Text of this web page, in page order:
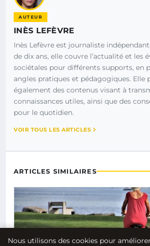
AUTEUR
INÈS LEFÈVRE
Inès Lefèvre est journaliste
de dix ans, elle couvre l’actualité et les
sociétales pour différents supports, en
angles pratiques et pédagogiques. Elle
également des contenus visant à
connaissances utiles, ainsi que des
pour le quotidien.
VOIR TOUS LES ARTICLES
ARTICLES SIMILAIRES
Nous utilisons des cookies pour